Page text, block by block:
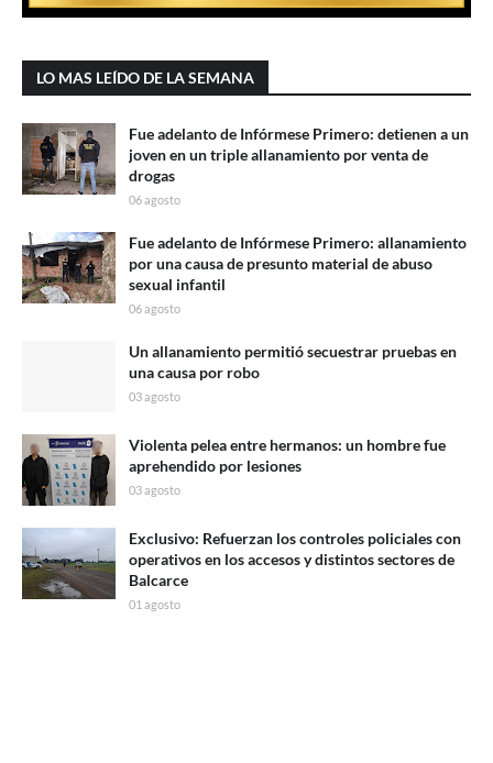
LO MAS LEÍDO DE LA SEMANA
Fue adelanto de Infórmese Primero: detienen a un
joven en un triple allanamiento por venta de
drogas
06 agosto
Fue adelanto de Infórmese Primero: allanamiento
por una causa de presunto material de abuso
sexual infantil
06 agosto
Un allanamiento permitió secuestrar pruebas en
una causa por robo
03 agosto
Violenta pelea entre hermanos: un hombre fue
aprehendido por lesiones
03 agosto
Exclusivo: Refuerzan los controles policiales con
operativos en los accesos y distintos sectores de
Balcarce
01 agosto